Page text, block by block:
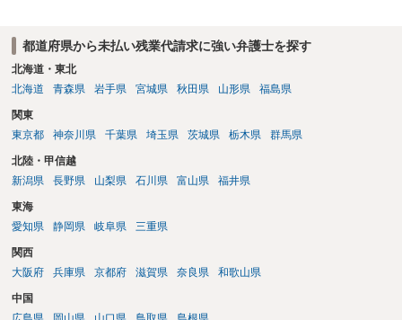
ル、勤務日誌等を踏まえた個別判断になります。
都道府県から未払い残業代請求に強い弁護士を探す
北海道・東北
北海道
青森県 岩手県 宮城県 秋田県 山形県 福島県
関東
東京都
神奈川県 千葉県 埼玉県 茨城県 栃木県 群馬県
北陸・甲信越
新潟県
長野県 山梨県 石川県 富山県 福井県
東海
愛知県
静岡県 岐阜県 三重県
関西
大阪府
兵庫県 京都府 滋賀県 奈良県 和歌山県
中国